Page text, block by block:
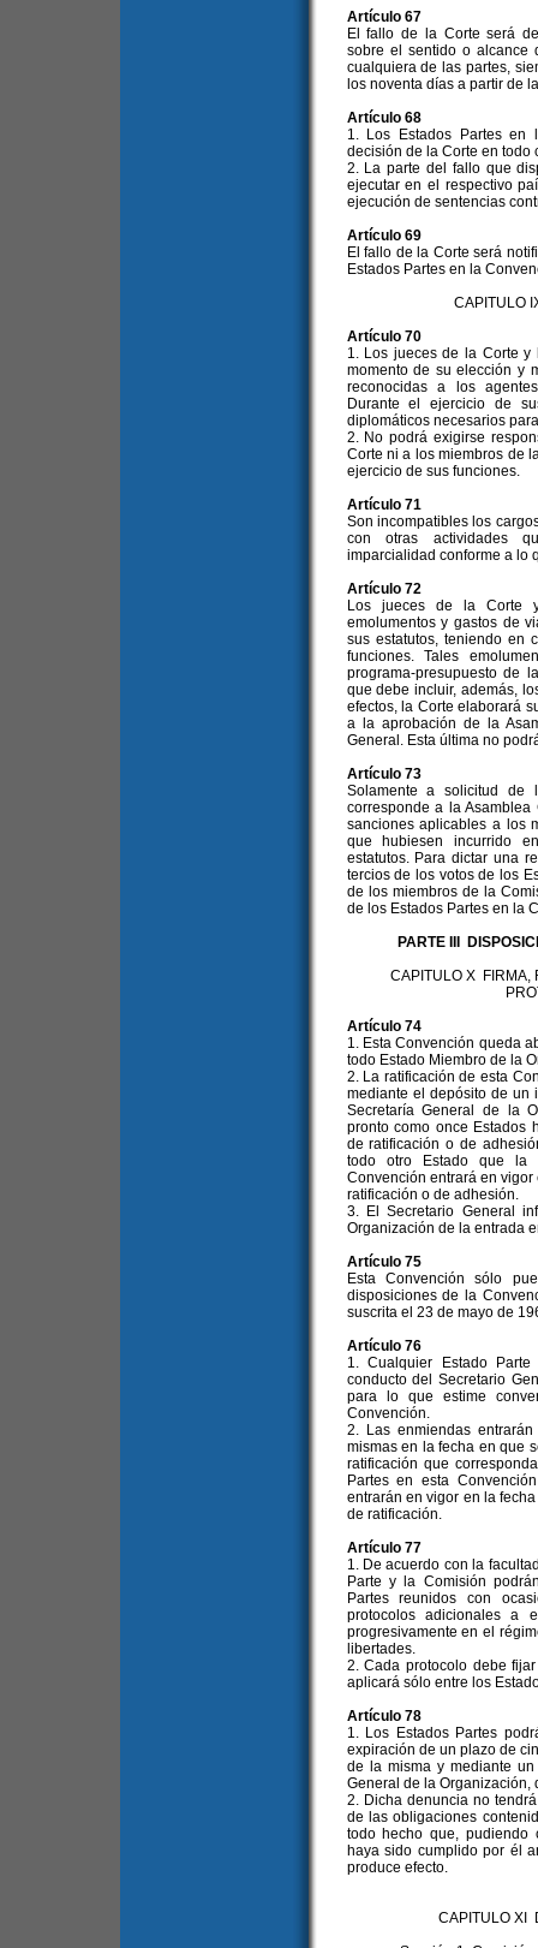
Artículo 67
El fallo de la Corte será
sobre el sentido o alcance
cualquiera de las partes,
los noventa días a partir de
Artículo 68
1. Los Estados Partes en
decisión de la Corte en todo
2. La parte del fallo que
ejecutar en el respectivo
ejecución de sentencias
Artículo 69
El fallo de la Corte será
Estados Partes en la
CAPITULO
Artículo 70
1. Los jueces de la Corte
momento de su elección y
reconocidas a los
Durante el ejercicio de
diplomáticos necesarios
2. No podrá exigirse
Corte ni a los miembros de
ejercicio de sus funciones.
Artículo 71
Son incompatibles los
con otras actividades
imparcialidad conforme a lo
Artículo 72
Los jueces de la Corte
emolumentos y gastos de
sus estatutos, teniendo en
funciones. Tales
programa-presupuesto de
que debe incluir, además,
efectos, la Corte elaborará
a la aprobación de la
General. Esta última no
Artículo 73
Solamente a solicitud
corresponde a la
sanciones aplicables a los
que hubiesen incurrido
estatutos. Para dictar una
tercios de los votos de los
de los miembros de la
de los Estados Partes en la
PARTE III
CAPITULO X FIRMA,
Artículo 74
1. Esta Convención queda
todo Estado Miembro de la
2. La ratificación de esta
mediante el depósito de un
Secretaría General de la
pronto como once Estados
de ratificación o de
todo otro Estado que la
Convención entrará en
ratificación o de adhesión.
3. El Secretario General
Organización de la entrada
Artículo 75
Esta Convención sólo
disposiciones de la
suscrita el 23 de mayo de
Artículo 76
1. Cualquier Estado
conducto del Secretario
para lo que estime
Convención.
2. Las enmiendas
mismas en la fecha en que
ratificación que
Partes en esta
entrarán en vigor en la
de ratificación.
Artículo 77
1. De acuerdo con la
Parte y la Comisión
Partes reunidos con
protocolos adicionales a
progresivamente en el
libertades.
2. Cada protocolo debe
aplicará sólo entre los
Artículo 78
1. Los Estados Partes
expiración de un plazo de
de la misma y mediante
General de la Organización,
2. Dicha denuncia no
de las obligaciones
todo hecho que, pudiendo
haya sido cumplido por él
produce efecto.
CAPITULO XI